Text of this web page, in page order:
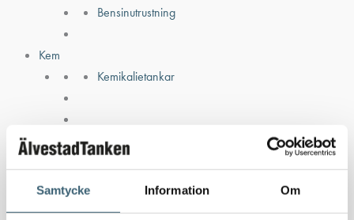
Samtycke Information Om
Bensinutrustning
Kem
Kemikalietankar
Verkstad
Spilloljetankar & utrustning